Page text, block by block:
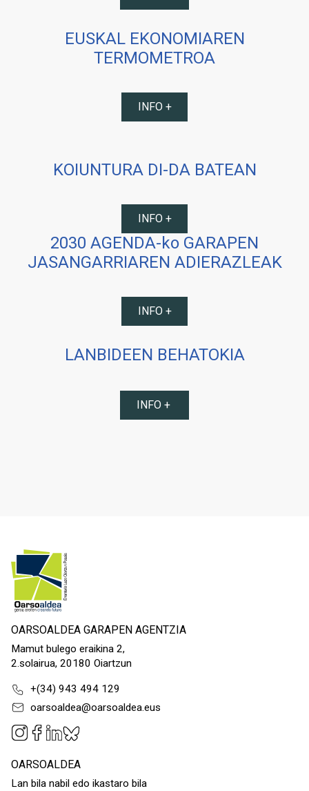
EUSKAL EKONOMIAREN
TERMOMETROA
INFO +
KOIUNTURA DI-DA BATEAN
INFO +
2030 AGENDA-ko GARAPEN
JASANGARRIAREN ADIERAZLEAK
INFO +
LANBIDEEN BEHATOKIA
INFO +
OARSOALDEA GARAPEN AGENTZIA
Mamut bulego eraikina 2,
2.solairua, 20180 Oiartzun
+(34) 943 494 129
oarsoaldea@oarsoaldea.eus
OARSOALDEA
Lan bila nabil edo ikastaro bila